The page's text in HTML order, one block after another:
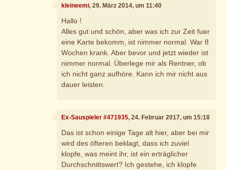
kleineemi, 29. März 2014, um 11:40
Hallo !
Alles gut und schön, aber was ich zur Zeit fuer
eine Karte bekomm, ist nimmer normal. War 8
Wochen krank. Aber bevor und jetzt wieder ist
nimmer normal. Überlege mir als Rentner, ob
ich nicht ganz aufhöre. Kann ich mir nicht aus
dauer leisten.
Ex-Sauspieler #471935, 24. Februar 2017, um 15:18
Das ist schon einige Tage alt hier, aber bei mir
wird des öfteren beklagt, dass ich zuviel
klopfe, was meint ihr, ist ein erträglicher
Durchschnittswert? Ich gestehe, ich klopfe